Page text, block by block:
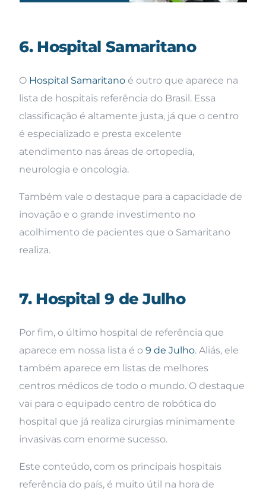
6. Hospital Samaritano
O Hospital Samaritano é outro que aparece na
lista de hospitais referência do Brasil. Essa
classificação é altamente justa, já que o centro
é especializado e presta excelente
atendimento nas áreas de ortopedia,
neurologia e oncologia.
Também vale o destaque para a capacidade de
inovação e o grande investimento no
acolhimento de pacientes que o Samaritano
realiza.
7. Hospital 9 de Julho
Por fim, o último hospital de referência que
aparece em nossa lista é o9 de Julho. Aliás, ele
também aparece em listas de melhores
centros médicos de todo o mundo. O destaque
vai para o equipado centro de robótica do
hospital que já realiza cirurgias minimamente
invasivas com enorme sucesso.
Este conteúdo, com os principais hospitais
referência do país, é muito útil na hora de